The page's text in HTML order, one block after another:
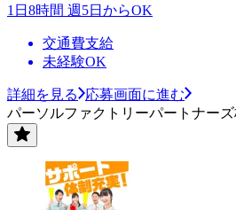
1日8時間 週5日からOK
交通費支給
未経験OK
詳細を見る
応募画面に進む
パーソルファクトリーパートナーズ